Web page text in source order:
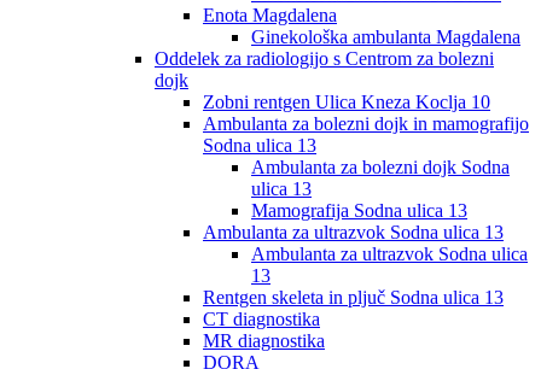
Enota Magdalena
Ginekološka ambulanta Magdalena
Oddelek za radiologijo s Centrom za bolezni
dojk
Zobni rentgen Ulica Kneza Koclja 10
Ambulanta za bolezni dojk in mamografijo
Sodna ulica 13
Ambulanta za bolezni dojk Sodna
ulica 13
Mamografija Sodna ulica 13
Ambulanta za ultrazvok Sodna ulica 13
Ambulanta za ultrazvok Sodna ulica
13
Rentgen skeleta in pljuč Sodna ulica 13
CT diagnostika
MR diagnostika
DORA